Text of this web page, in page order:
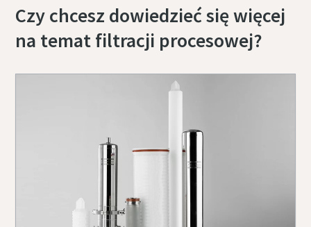
Czy chcesz dowiedzieć się więcej
na temat filtracji procesowej?